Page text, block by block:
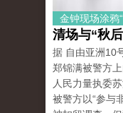
金钟现场涂鸦
清场与“秋
据 自由亚洲10
郑锦满被警方
人民力量执委
被警方以“参与